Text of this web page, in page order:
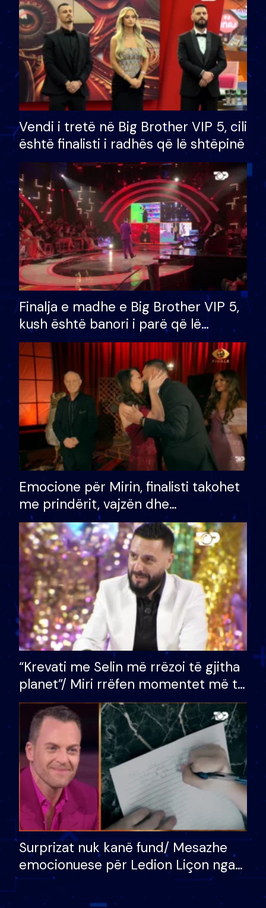
Vendi i tretë në Big Brother VIP 5, cili
është finalisti i radhës që lë shtëpinë
Finalja e madhe e Big Brother VIP 5,
kush është banori i parë që lë
shtëpinë dhe humb mundësinë për
të fituar çmimin e madh
Emocione për Mirin, finalisti takohet
me prindërit, vajzën dhe
bashkëshorten: S’kemi ndonjë letër
divorci apo jo?
“Krevati me Selin më rrëzoi të gjitha
planet”/ Miri rrëfen momentet më të
bukura në shtëpinë e BB VIP: Do më
mungojë zilja e mëngjesit kur…
Surprizat nuk kanë fund/ Mesazhe
emocionuese për Ledion Liçon nga
nëna dhe fëmijët e tij, moderatori
nuk i mban dot lotët: Nuk meritoj…